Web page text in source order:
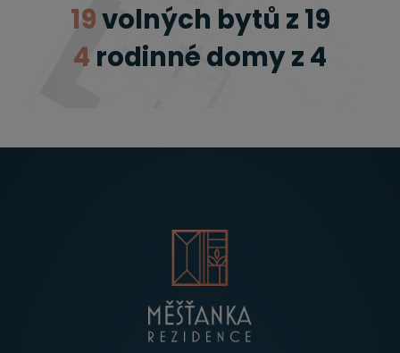
19volných bytů z 19
4 rodinné domy z 4